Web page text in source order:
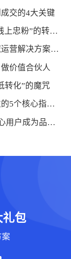
交的4大关键
5.实体店私域运营：从“到店客户”到“线上忠粉”的转化秘籍
6.推动私域与公域协同联动：scrm私域运营解决方案实现流量互通互补
价值合伙人
转化”的魔咒
9.不做数据的瞎子：私域运营必须关注的5个核心指标与优化方法
10.KOC战略：如何花小钱，让你的核心用户成为品牌“代言人”？
礼包
案